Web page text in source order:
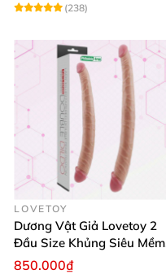
(238)
LOVETOY
Dương Vật Giả Lovetoy 2
Đầu Size Khủng Siêu Mềm
Kích Thích Les
850.000₫